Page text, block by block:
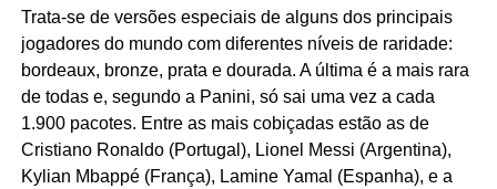
Trata-se de versões especiais de alguns dos principais
jogadores do mundo com diferentes níveis de raridade:
bordeaux, bronze, prata e dourada. A última é a mais rara
de todas e, segundo a Panini, só sai uma vez a cada
1.900 pacotes. Entre as mais cobiçadas estão as de
Cristiano Ronaldo (Portugal), Lionel Messi (Argentina),
Kylian Mbappé (França), Lamine Yamal (Espanha), e a